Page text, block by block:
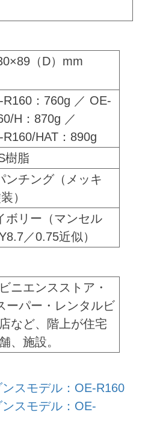
（D）mm
R160：760g ／ OE-
H：870g ／
R160/HAT：890g
樹脂
ンチング（メッキ
）
ボリー（マンセル
／0.75近似）
ニエンスストア・
ーパー・レンタルビ
など、階上が住宅
、施設。
スモデル：OE-R160
スモデル：OE-